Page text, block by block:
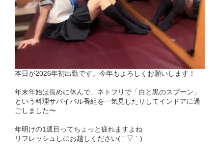
本日が2026年初出勤です。今年もよろしくお願いします！
年末年始は長めに休んで、ネトフリで「白と黒のスプーン」
という料理サバイバル番組を一気見したりしてインドアに過
ごしました〜
年明けの1週目ってちょっと疲れますよね
リフレッシュしにお越しください( ´ ▽ ` )